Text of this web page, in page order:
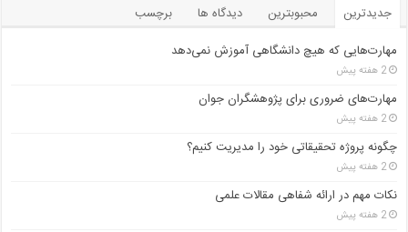
جدیدترین محبوبترین دیدگاه ها
برچسب
مهارت‌هایی که هیچ دانشگاهی آموزش نمی‌دهد
2 هفته پیش
مهارت‌های ضروری برای پژوهشگران جوان
2 هفته پیش
چگونه پروژه تحقیقاتی خود را مدیریت کنیم؟
2 هفته پیش
نکات مهم در ارائه شفاهی مقالات علمی
2 هفته پیش